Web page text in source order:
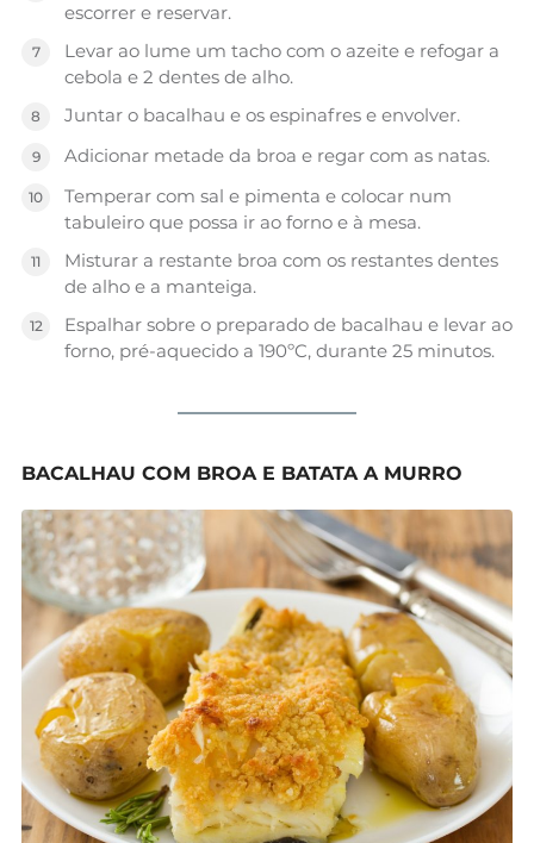
escorrer e reservar.
Levar ao lume um tacho com o azeite e refogar a
cebola e 2 dentes de alho.
Juntar o bacalhau e os espinafres e envolver.
Adicionar metade da broa e regar com as natas.
Temperar com sal e pimenta e colocar num
tabuleiro que possa ir ao forno e à mesa.
Misturar a restante broa com os restantes dentes
de alho e a manteiga.
Espalhar sobre o preparado de bacalhau e levar ao
forno, pré-aquecido a 190ºC, durante 25 minutos.
BACALHAU COM BROA E BATATA A MURRO